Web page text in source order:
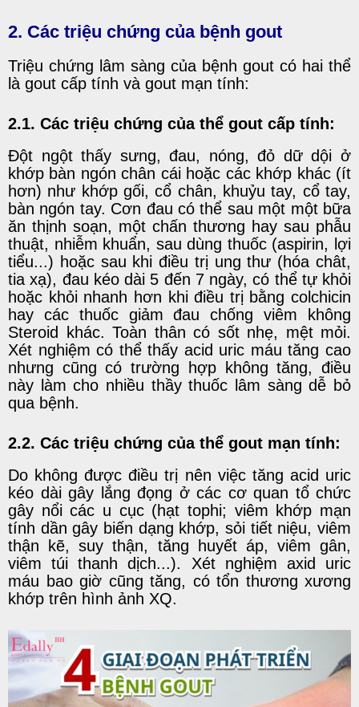
2. Các triệu chứng của bệnh gout
Triệu chứng lâm sàng của bệnh gout có hai thể
là gout cấp tính và gout mạn tính:
2.1. Các triệu chứng của thể gout cấp tính:
Đột ngột thấy sưng, đau, nóng, đỏ dữ dội ở
khớp bàn ngón chân cái hoặc các khớp khác (ít
hơn) như khớp gối, cổ chân, khuỷu tay, cổ tay,
bàn ngón tay. Cơn đau có thể sau một một bữa
ăn thịnh soạn, một chấn thương hay sau phẫu
thuật, nhiễm khuẩn, sau dùng thuốc (aspirin, lợi
tiểu...) hoặc sau khi điều trị ung thư (hóa chât,
tia xạ), đau kéo dài 5 đến 7 ngày, có thể tự khỏi
hoặc khỏi nhanh hơn khi điều trị bằng colchicin
hay các thuốc giảm đau chống viêm không
Steroid khác. Toàn thân có sốt nhẹ, mệt mỏi.
Xét nghiệm có thể thấy acid uric máu tăng cao
nhưng cũng có trường hợp không tăng, điều
này làm cho nhiều thầy thuốc lâm sàng dễ bỏ
qua bệnh.
2.2. Các triệu chứng của thể gout mạn tính:
Do không được điều trị nên việc tăng acid uric
kéo dài gây lắng đọng ở các cơ quan tổ chức
gây nổi các u cục (hạt tophi; viêm khớp mạn
tính dần gây biến dạng khớp, sỏi tiết niệu, viêm
thận kẽ, suy thận, tăng huyết áp, viêm gân,
viêm túi thanh dịch...). Xét nghiệm axid uric
máu bao giờ cũng tăng, có tổn thương xương
khớp trên hình ảnh XQ.